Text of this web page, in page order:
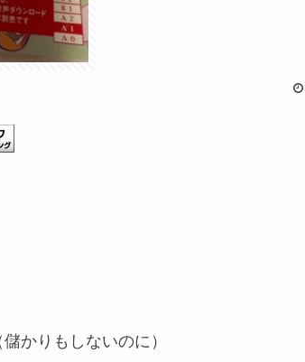
かりもしないのに）